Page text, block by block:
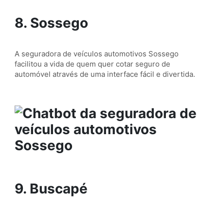
8. Sossego
A seguradora de veículos automotivos Sossego
facilitou a vida de quem quer cotar seguro de
automóvel através de uma interface fácil e divertida.
9. Buscapé